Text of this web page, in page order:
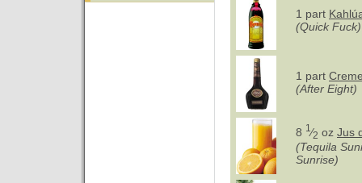
1 part
(Quick Fuck)
1 part
(After Eight)
8 1 ⁄2 oz Jus
(Tequila
Sunrise)